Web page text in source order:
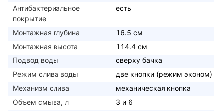
Антибактериальное
покрытие
есть
Монтажная глубина
16.5 см
Монтажная высота
114.4 см
Подвод воды
сверху бачка
Режим слива воды
две кнопки (режим эконом)
Механизм слива
механическая кнопка
Объем смыва, л
3 и 6